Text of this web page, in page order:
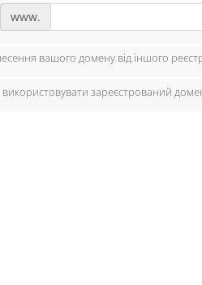
www.
вашого домену від іншого
використовувати зареєстрований